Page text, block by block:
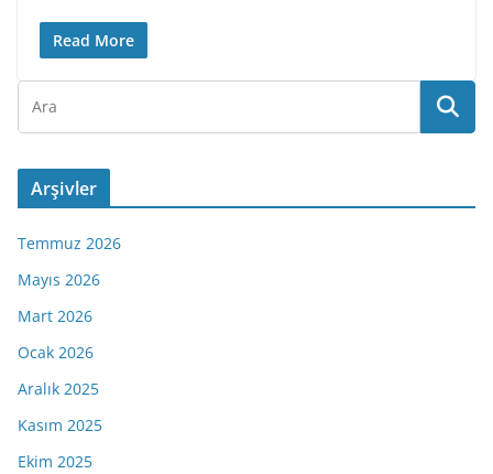
Read More
Arşivler
Temmuz 2026
Mayıs 2026
Mart 2026
Ocak 2026
Aralık 2025
Kasım 2025
Ekim 2025